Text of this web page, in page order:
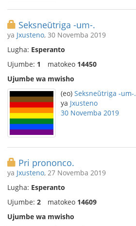
Seksneŭtriga -um-.
ya Jxusteno, 30 Novemba 2019
Lugha: Esperanto
Ujumbe: 1 matokeo 14450
Ujumbe wa mwisho
(eo) Seksneŭtriga -um-.
ya Jxusteno
30 Novemba 2019
Pri prononco.
ya Jxusteno, 27 Novemba 2019
Lugha: Esperanto
Ujumbe: 2 matokeo 14609
Ujumbe wa mwisho